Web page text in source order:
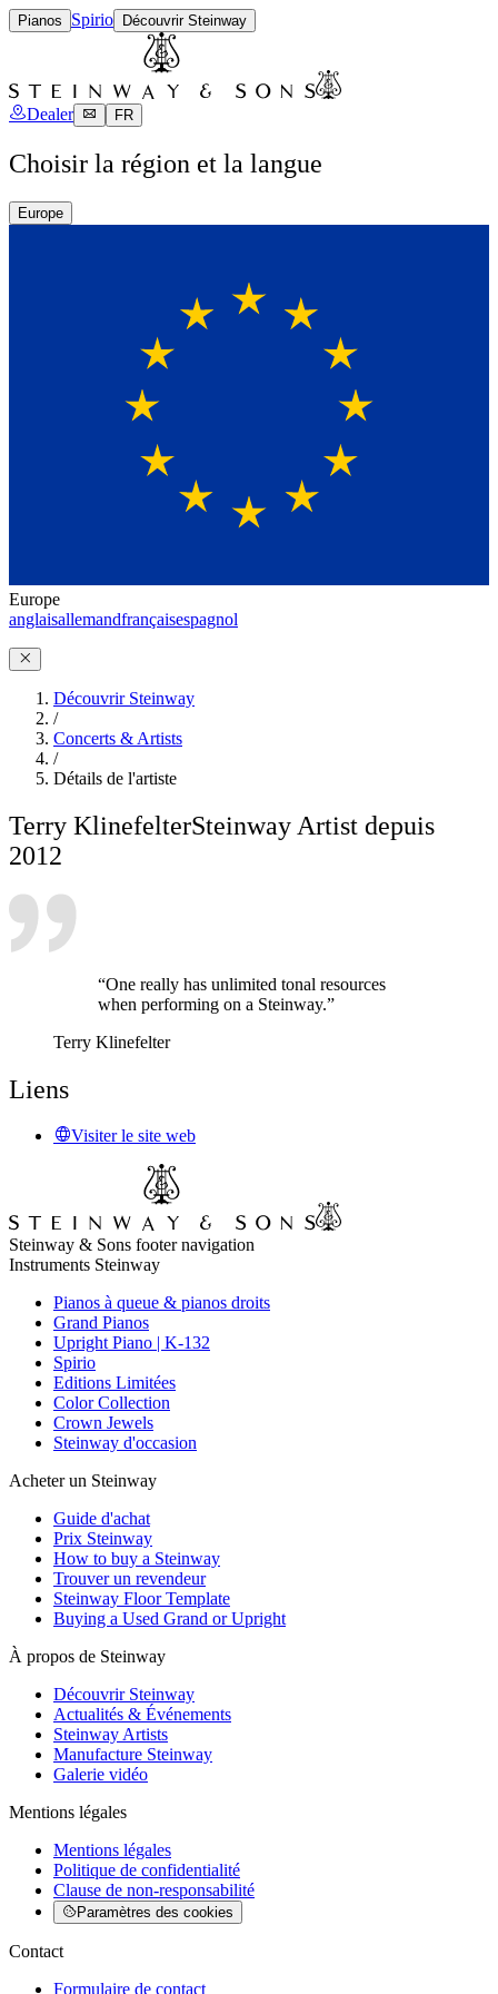
Pianos Spirio Découvrir Steinway
Dealer FR
Choisir la région et la langue
Europe
Europe
anglaisallemandfrançaisespagnol
Découvrir Steinway
/
Concerts & Artists
/
Détails de l'artiste
Terry KlinefelterSteinway Artist depuis
2012
“One really has unlimited tonal resources
when performing on a Steinway.”
Terry Klinefelter
Liens
Visiter le site web
Steinway & Sons footer navigation
Instruments Steinway
Pianos à queue & pianos droits
Grand Pianos
Upright Piano | K-132
Spirio
Editions Limitées
Color Collection
Crown Jewels
Steinway d'occasion
Acheter un Steinway
Guide d'achat
Prix Steinway
How to buy a Steinway
Trouver un revendeur
Steinway Floor Template
Buying a Used Grand or Upright
À propos de Steinway
Découvrir Steinway
Actualités & Événements
Steinway Artists
Manufacture Steinway
Galerie vidéo
Mentions légales
Mentions légales
Politique de confidentialité
Clause de non-responsabilité
Paramètres des cookies
Contact
Formulaire de contact